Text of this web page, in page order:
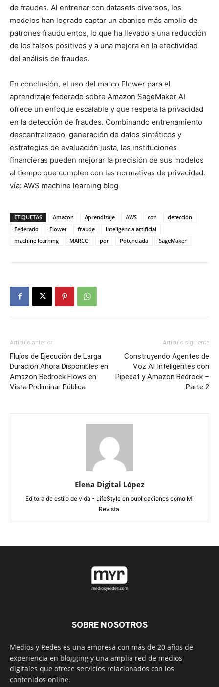
de fraudes. Al entrenar con datasets diversos, los
modelos han logrado captar un abanico más amplio de
patrones fraudulentos, lo que ha llevado a una reducción
de los falsos positivos y a una mejora en la efectividad
del análisis de fraudes.
En conclusión, el uso del marco Flower para el
aprendizaje federado sobre Amazon SageMaker AI
ofrece un enfoque escalable y que respeta la privacidad
en la detección de fraudes. Combinando entrenamiento
descentralizado, generación de datos sintéticos y
estrategias de evaluación justa, las instituciones
financieras pueden mejorar la precisión de sus modelos
al tiempo que cumplen con las normativas de privacidad.
vía: AWS machine learning blog
ETIQUETAS Amazon Aprendizaje AWS con
detección
Federado
Flower fraude
inteligencia artificial
machine learning
MARCO por Potenciada SageMaker
Artículo anterior
Flujos de Ejecución de Larga
Duración Ahora Disponibles en
Amazon Bedrock Flows en
Vista Preliminar Pública
Artículo siguiente
Construyendo Agentes de
Voz AI Inteligentes con
Pipecat y Amazon Bedrock –
Parte 2
Elena Digital López
Editora de estilo de vida - LifeStyle en publicaciones como Mi
Revista.
SOBRE NOSOTROS
Medios y Redes es una empresa con más de 20 años de
experiencia en blogging y una amplia red de medios
digitales que ofrece servicios relacionados con los
contenidos online.